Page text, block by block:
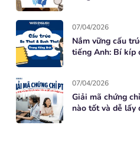
07/04/2026
Nắm vững cấu
tiếng Anh: Bí kíp
07/04/2026
Giải mã chứng
nào tốt và dễ lấy